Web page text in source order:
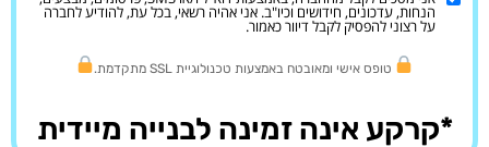
הנחות, עדכונים, חידושים וכיו"ב. אני אהיה רשאי, בכל עת, להודיע לחברה
על רצוני להפסיק לקבל דיוור כאמור.
טופס אישי ומאובטח באמצעות טכנולוגיית SSL מתקדמת.
*קרקע אינה זמינה לבנייה מיידית